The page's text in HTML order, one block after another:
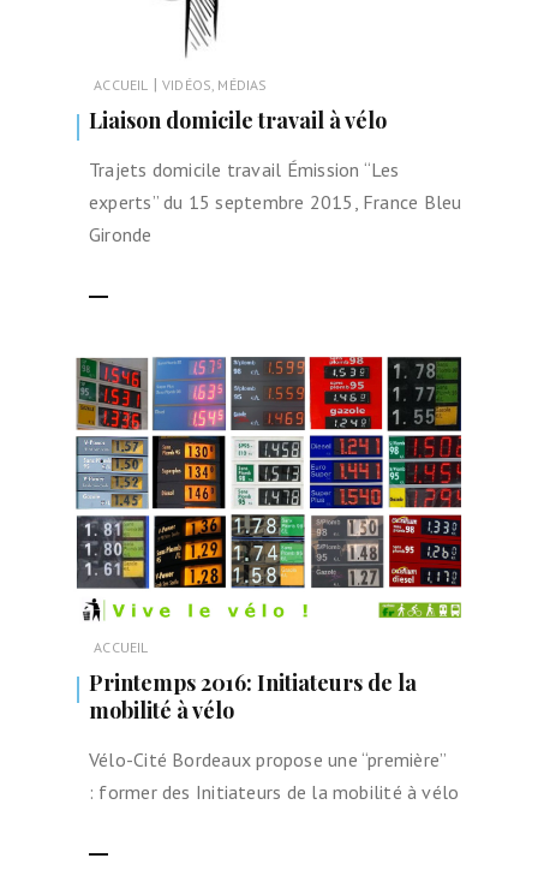
ACCUEIL | VIDÉOS, MÉDIAS
Liaison domicile travail à vélo
Trajets domicile travail Émission “Les
experts” du 15 septembre 2015, France Bleu
Gironde
ACCUEIL
Printemps 2016: Initiateurs de la
mobilité à vélo
Vélo-Cité Bordeaux propose une “première”
: former des Initiateurs de la mobilité à vélo